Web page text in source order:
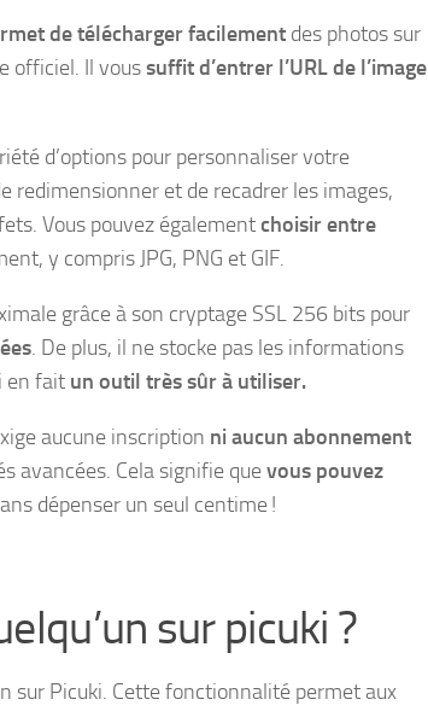
de télécharger facilement des photos sur
officiel. Il voussuffit d’entrer l’URL de l’image
d’options pour personnaliser votre
redimensionner et de recadrer les images,
Vous pouvez égalementchoisir entre
y compris JPG, PNG et GIF.
grâce à son cryptage SSL 256 bits pour
. De plus, il ne stocke pas les informations
en fait un outil très sûr à utiliser.
aucune inscription ni aucun abonnement
avancées. Cela signifie quevous pouvez
dépenser un seul centime !
sur picuki ?
sur Picuki. Cette fonctionnalité permet aux